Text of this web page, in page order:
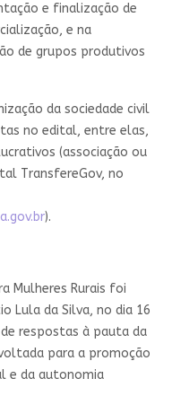
e finalização de
e na
de grupos produtivos
da sociedade civil
no edital, entre elas,
(associação ou
TransfereGov, no
).
Mulheres Rurais foi
Lula da Silva, no dia 16
respostas à pauta da
para a promoção
e da autonomia